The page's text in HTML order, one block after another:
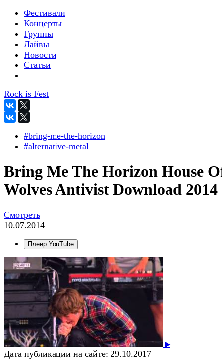
Фестивали
Концерты
Группы
Лайвы
Новости
Статьи
Rock is Fest
#bring-me-the-horizon
#alternative-metal
Bring Me The Horizon House
Wolves Antivist Download 2014
Смотреть
10.07.2014
Плеер YouTube
▶
Дата публикации на сайте: 29.10.2017